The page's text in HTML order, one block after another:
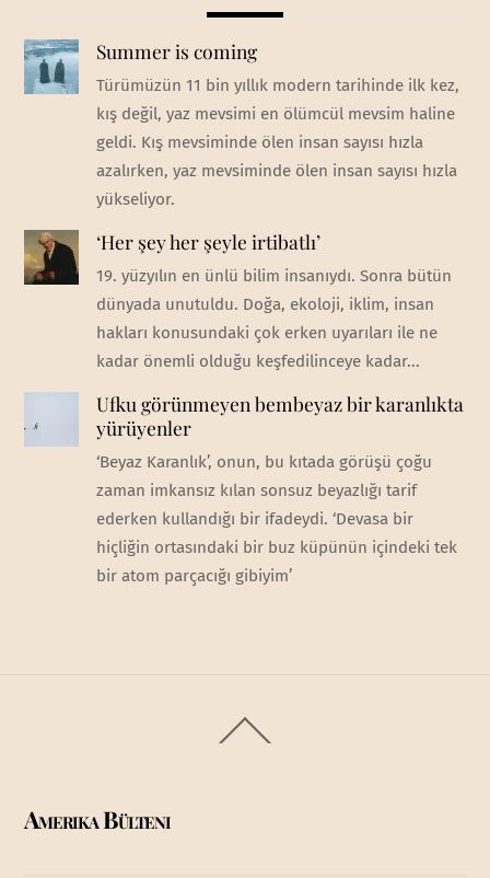
Summer is coming
Türümüzün 11 bin yıllık modern tarihinde ilk kez,
kış değil, yaz mevsimi en ölümcül mevsim haline
geldi. Kış mevsiminde ölen insan sayısı hızla
azalırken, yaz mevsiminde ölen insan sayısı hızla
yükseliyor.
‘Her şey her şeyle irtibatlı’
19. yüzyılın en ünlü bilim insanıydı. Sonra bütün
dünyada unutuldu. Doğa, ekoloji, iklim, insan
hakları konusundaki çok erken uyarıları ile ne
kadar önemli olduğu keşfedilinceye kadar...
Ufku görünmeyen bembeyaz bir karanlıkta
yürüyenler
‘Beyaz Karanlık’, onun, bu kıtada görüşü çoğu
zaman imkansız kılan sonsuz beyazlığı tarif
ederken kullandığı bir ifadeydi. ‘Devasa bir
hiçliğin ortasındaki bir buz küpünün içindeki tek
bir atom parçacığı gibiyim’
To
Amerika Bülteni